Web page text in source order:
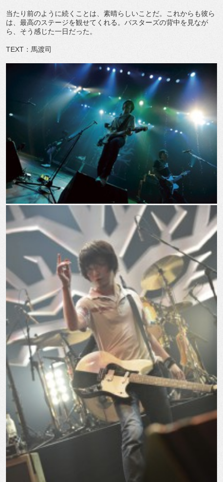
当たり前のように続くことは、素晴らしいことだ。これからも彼ら
は、最高のステージを観せてくれる。バスターズの背中を見なが
ら、そう感じた一日だった。
TEXT：馬渡司